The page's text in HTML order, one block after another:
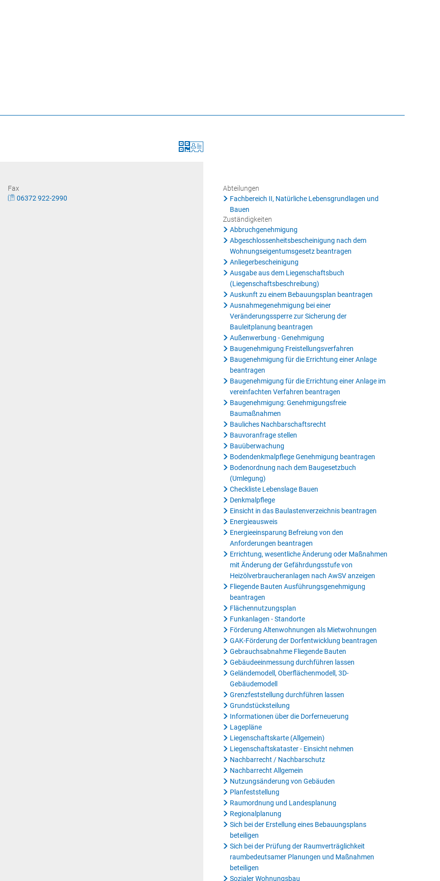
& Unternehmer
Wasser
Fax
06372 922-2990
Abteilungen
Fachbereich II, Natürliche Lebensgrundlagen und
Bauen
Zuständigkeiten
Abbruchgenehmigung
Abgeschlossenheitsbescheinigung nach dem
Wohnungseigentumsgesetz beantragen
Anliegerbescheinigung
Ausgabe aus dem Liegenschaftsbuch
(Liegenschaftsbeschreibung)
Auskunft zu einem Bebauungsplan beantragen
Ausnahmegenehmigung bei einer
Veränderungssperre zur Sicherung der
Bauleitplanung beantragen
Außenwerbung - Genehmigung
Baugenehmigung Freistellungsverfahren
Baugenehmigung für die Errichtung einer Anlage
beantragen
Baugenehmigung für die Errichtung einer Anlage im
vereinfachten Verfahren beantragen
Baugenehmigung: Genehmigungsfreie
Baumaßnahmen
Bauliches Nachbarschaftsrecht
Bauvoranfrage stellen
Bauüberwachung
Bodendenkmalpflege Genehmigung beantragen
Bodenordnung nach dem Baugesetzbuch
(Umlegung)
Checkliste Lebenslage Bauen
Denkmalpflege
Einsicht in das Baulastenverzeichnis beantragen
Energieausweis
Energieeinsparung Befreiung von den
Anforderungen beantragen
Errichtung, wesentliche Änderung oder Maßnahmen
mit Änderung der Gefährdungsstufe von
Heizölverbraucheranlagen nach AwSV anzeigen
Fliegende Bauten Ausführungsgenehmigung
beantragen
Flächennutzungsplan
Funkanlagen - Standorte
Förderung Altenwohnungen als Mietwohnungen
GAK-Förderung der Dorfentwicklung beantragen
Gebrauchsabnahme Fliegende Bauten
Gebäudeeinmessung durchführen lassen
Geländemodell, Oberflächenmodell, 3D-
Gebäudemodell
Grenzfeststellung durchführen lassen
Grundstücksteilung
Informationen über die Dorferneuerung
Lagepläne
Liegenschaftskarte (Allgemein)
Liegenschaftskataster - Einsicht nehmen
Nachbarrecht / Nachbarschutz
Nachbarrecht Allgemein
Nutzungsänderung von Gebäuden
Planfeststellung
Raumordnung und Landesplanung
Regionalplanung
Sich bei der Erstellung eines Bebauungsplans
beteiligen
Sich bei der Prüfung der Raumverträglichkeit
raumbedeutsamer Planungen und Maßnahmen
beteiligen
Sozialer Wohnungsbau